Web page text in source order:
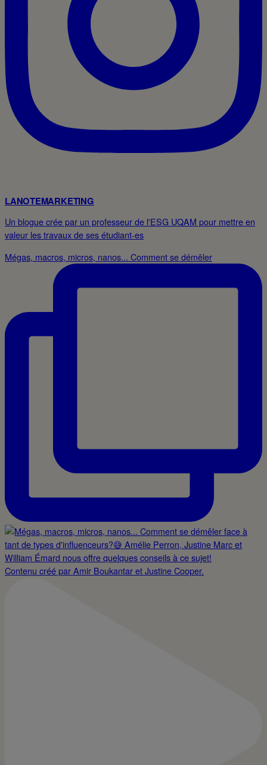
LANOTEMARKETING
Un blogue crée par un professeur de l'ESG UQAM pour mettre en
valeur les travaux de ses étudiant-es
Mégas, macros, micros, nanos... Comment se démêler
Contenu créé par Amir Boukantar et Justine Cooper.